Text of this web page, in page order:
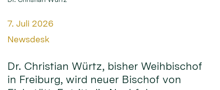
Datum:
7. Juli 2026
Von:
Newsdesk
Dr. Christian Würtz, bisher Weihbischof
in Freiburg, wird neuer Bischof von